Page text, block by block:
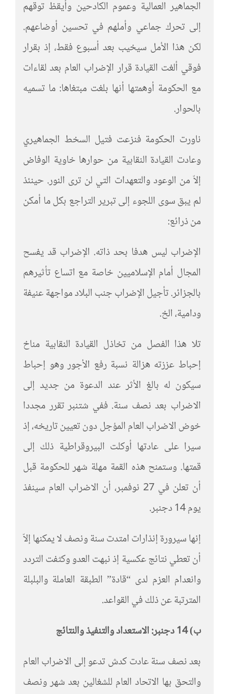
الجماهير العمالية وعموم الكادحين وأيقظ توقهم
إلى تحرك جماعي وأملهم في تحسين أوضاعهم.
لكن هذا الأمل سيخيب بعد أسبوع فقط، إذ بقرار
فوقي ألغت القيادة قرار الإضراب العام بعد لقاءات
مع الحكومة أوهمتها أنها بلغت مبتغاها: ما تسميه
بالحوار.
ناورت الحكومة فنزعت فتيل السخط الجماهيري
وعادت القيادة النقابية من حوارها خاوية الوفاض
إلاّ من الوعود والتعهدات التي لن ترى النور. حينئذ
لم يبق سوى اللجوء إلى تبرير التراجع بكل ما أمكن
من ذرائع:
الإضراب ليس هدفا بحد ذاته. الإضراب قد يفسح
المجال أمام الإسلاميين خاصة مع اتساع تأثيرهم
بالجزائر. تأجيل الإضراب جنب البلاد مواجهة عنيفة
ودامية، الخ.
تلا هذا الفصل من تخاذل القيادة النقابية مناخ
إحباط عززته هزالة نسبة رفع الأجور وهو إحباط
سيكون له بالغ الأثر عند الدعوة من جديد إلى
الاضراب بعد نصف سنة. ففي شتنبر تقرر مجددا
خوض الاضراب العام المؤجل دون تعيين تاريخه، إذ
سيرا على عادتها أوكلت البيروقراطية ذلك إلى
قمتها. وستمنح هذه القمة مهلة شهر للحكومة قبل
أن تعلن في 27 نوفمبر، أن الاضراب العام سينفذ
يوم 14 دجنبر.
إنها سيرورة إنذارات امتدت سنة ونصف لا يمكنها إلاّ
أن تعطي نتائج عكسية إذ نبهت العدو وكثفت التردد
وانعدام العزم لدى “قادة” الطبقة العاملة والبلبلة
المترتبة عن ذلك في القواعد.
ب) 14 دجنبر: الاستعداد والتنفيذ والنتائج
بعد نصف سنة عادت كدش تدعو إلى الاضراب العام
والتحق بها الاتحاد العام للشغالين بعد شهر ونصف